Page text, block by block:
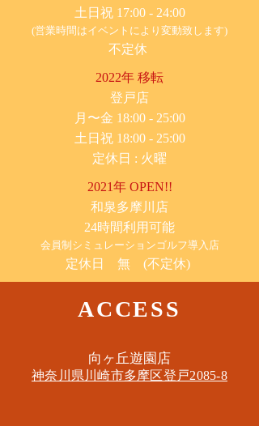
土日祝 17:00 - 24:00
(営業時間はイベントにより変動致します)
不定休
2022年 移転
​登戸店
月〜金 18:00 - 25:00
土日祝 18:00 - 25:00
​定休日 : 火曜
2021年 OPEN!!
​和泉多摩川店
24時間利用可能
​会員制シミュレーションゴルフ導入店
定休日 無 (不定休)
ACCESS
​向ヶ丘遊園店
神奈川県川崎市多摩区​登戸2085-8